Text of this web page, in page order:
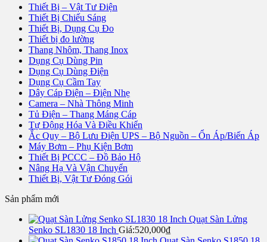
Thiết Bị – Vật Tư Điện
Thiết Bị Chiếu Sáng
Thiết Bị, Dụng Cụ Đo
Thiết bị đo lường
Thang Nhôm, Thang Inox
Dụng Cụ Dùng Pin
Dụng Cụ Dùng Điện
Dụng Cụ Cầm Tay
Dây Cáp Điện – Điện Nhẹ
Camera – Nhà Thông Minh
Tủ Điện – Thang Máng Cáp
Tự Động Hóa Và Điều Khiển
Ắc Quy – Bộ Lưu Điện UPS – Bộ Nguồn – Ổn Áp/Biến Áp
Máy Bơm – Phụ Kiện Bơm
Thiết Bị PCCC – Đồ Bảo Hộ
Nâng Hạ Và Vận Chuyển
Thiết Bị, Vật Tư Đóng Gói
Sản phẩm mới
Quạt Sàn Lửng
Senko SL1830 18 Inch Giá:520,000₫